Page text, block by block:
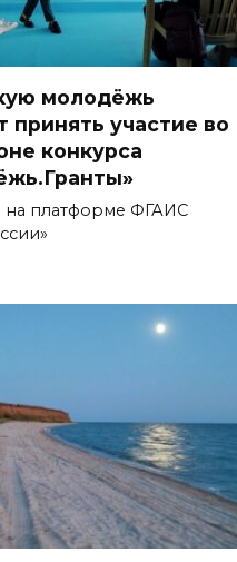
молодёжь
принять участие во
конкурса
на платформе ФГАИС